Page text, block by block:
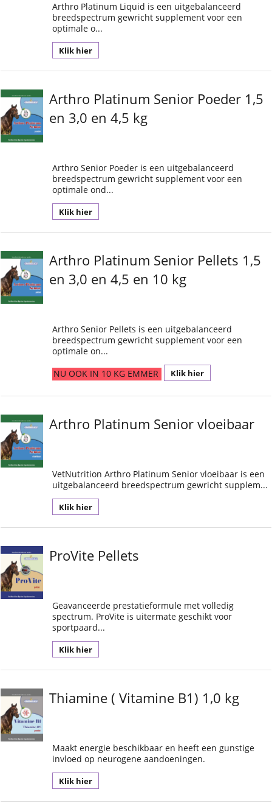
Arthro Platinum Liquid is een uitgebalanceerd
breedspectrum gewricht supplement voor een
optimale o...
Klik hier
Arthro Platinum Senior Poeder 1,5
en 3,0 en 4,5 kg
Arthro Senior Poeder is een uitgebalanceerd
breedspectrum gewricht supplement voor een
optimale ond...
Klik hier
Arthro Platinum Senior Pellets 1,5
en 3,0 en 4,5 en 10 kg
Arthro Senior Pellets is een uitgebalanceerd
breedspectrum gewricht supplement voor een
optimale on...
NU OOK IN 10 KG EMMER
Klik hier
Arthro Platinum Senior vloeibaar
VetNutrition Arthro Platinum Senior vloeibaar is een
uitgebalanceerd breedspectrum gewricht supplem...
Klik hier
ProVite Pellets
Geavanceerde prestatieformule met volledig
spectrum. ProVite is uitermate geschikt voor
sportpaard...
Klik hier
Thiamine ( Vitamine B1) 1,0 kg
Maakt energie beschikbaar en heeft een gunstige
invloed op neurogene aandoeningen.
Klik hier